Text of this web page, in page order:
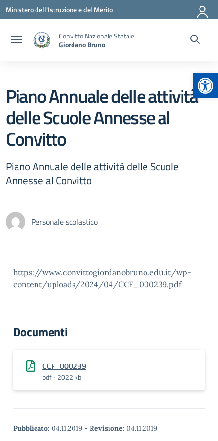
Vai ai contenuti
Vai al menu di navigazione
Vai al footer
Ministero dell'Istruzione e del Merito
Convitto Nazionale Statale
Giordano Bruno
Piano Annuale delle attività
delle Scuole Annesse al
Convitto
Piano Annuale delle attività delle Scuole
Annesse al Convitto
Personale scolastico
https://www.convittogiordanobruno.edu.it/wp-
content/uploads/2024/04/CCF_000239.pdf
Documenti
CCF_000239
pdf - 2022 kb
Pubblicato: 04.11.2019 - Revisione: 04.11.2019